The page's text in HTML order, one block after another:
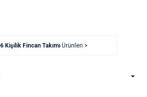
6 Kişilik Fincan TakımıÜrünleri >